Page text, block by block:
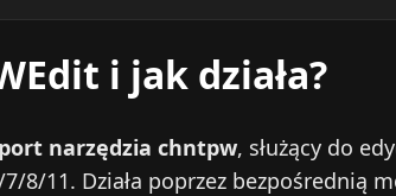
i jak działa?
narzędzia chntpw, służący do
8/11. Działa poprzez bezpośrednią